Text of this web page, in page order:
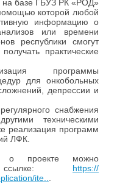
на базе ГБУЗ РК «РОД»
которой любой
информацию о
или времени
республики смогут
практические
программы
для онкобольных
депрессии и
снабжения
техническими
реализация программ
ЛФК.
о проекте можно
ссылке: https://
ite..